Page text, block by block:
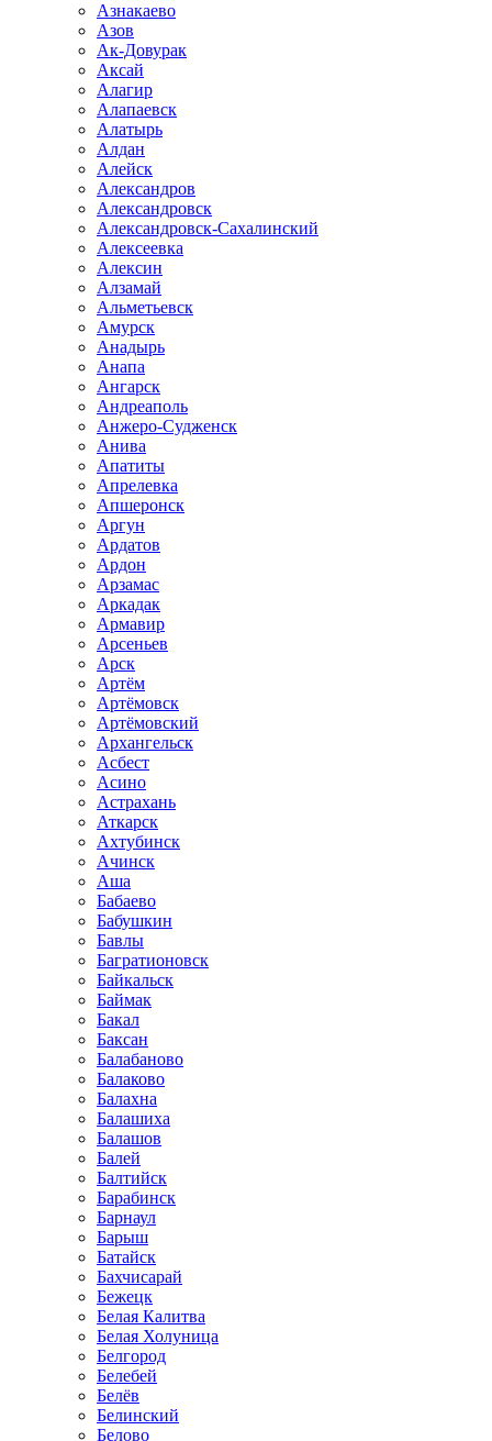
Азнакаево
Азов
Ак-Довурак
Аксай
Алагир
Алапаевск
Алатырь
Алдан
Алейск
Александров
Александровск
Александровск-Сахалинский
Алексеевка
Алексин
Алзамай
Альметьевск
Амурск
Анадырь
Анапа
Ангарск
Андреаполь
Анжеро-Судженск
Анива
Апатиты
Апрелевка
Апшеронск
Аргун
Ардатов
Ардон
Арзамас
Аркадак
Армавир
Арсеньев
Арск
Артём
Артёмовск
Артёмовский
Архангельск
Асбест
Асино
Астрахань
Аткарск
Ахтубинск
Ачинск
Аша
Бабаево
Бабушкин
Бавлы
Багратионовск
Байкальск
Баймак
Бакал
Баксан
Балабаново
Балаково
Балахна
Балашиха
Балашов
Балей
Балтийск
Барабинск
Барнаул
Барыш
Батайск
Бахчисарай
Бежецк
Белая Калитва
Белая Холуница
Белгород
Белебей
Белёв
Белинский
Белово